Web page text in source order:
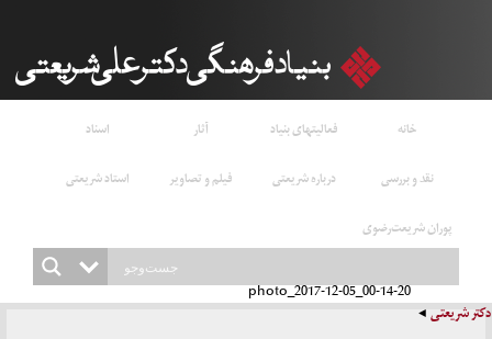
خانه فعالیتهای بنیاد آثار
اسناد
نقد و بررسی
درباره شریعتی فیلم و تصاویر
استاد شریعتی
پوران شریعت‌رضوی
دکتر شریعتی
photo_2017-12-05_00-14-20